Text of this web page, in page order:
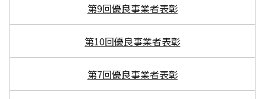
第9回優良事業者表彰
第10回優良事業者表彰
第7回優良事業者表彰